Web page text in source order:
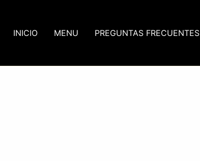
INICIO MENU PREGUNTAS FRECUENTES